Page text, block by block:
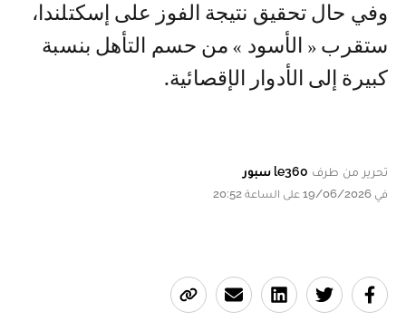
وفي حال تحقيق نتيجة الفوز على إسكتلندا،
ستقرب « الأسود » من حسم التأهل بنسبة
كبيرة إلى الأدوار الإقصائية.
تحرير من طرف le360 سبور
في 19/06/2026 على الساعة 20:52